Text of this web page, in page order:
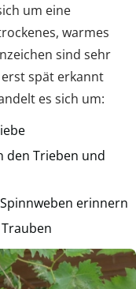
um eine
warmes
sind sehr
spät erkannt
es sich um:
den Trieben und
erinnern